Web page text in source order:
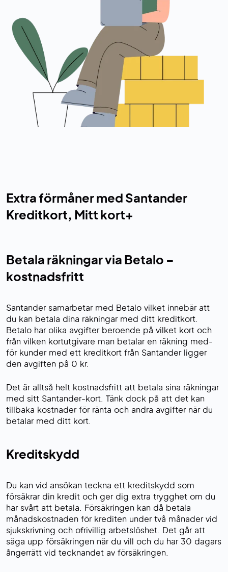
Extra förmåner med Santander
Kreditkort, Mitt kort+
Betala räkningar via Betalo –
kostnadsfritt
Santander samarbetar med Betalo vilket innebär att
du kan betala dina räkningar med ditt kreditkort.
Betalo har olika avgifter beroende på vilket kort och
från vilken kortutgivare man betalar en räkning med-
för kunder med ett kreditkort från Santander ligger
den avgiften på 0 kr.
Det är alltså helt kostnadsfritt att betala sina räkningar
med sitt Santander-kort. Tänk dock på att det kan
tillbaka kostnader för ränta och andra avgifter när du
betalar med ditt kort.
Kreditskydd
Du kan vid ansökan teckna ett kreditskydd som
försäkrar din kredit och ger dig extra trygghet om du
har svårt att betala. Försäkringen kan då betala
månadskostnaden för krediten under två månader vid
sjukskrivning och ofrivillig arbetslöshet. Det går att
säga upp försäkringen när du vill och du har 30 dagars
ångerrätt vid tecknandet av försäkringen.